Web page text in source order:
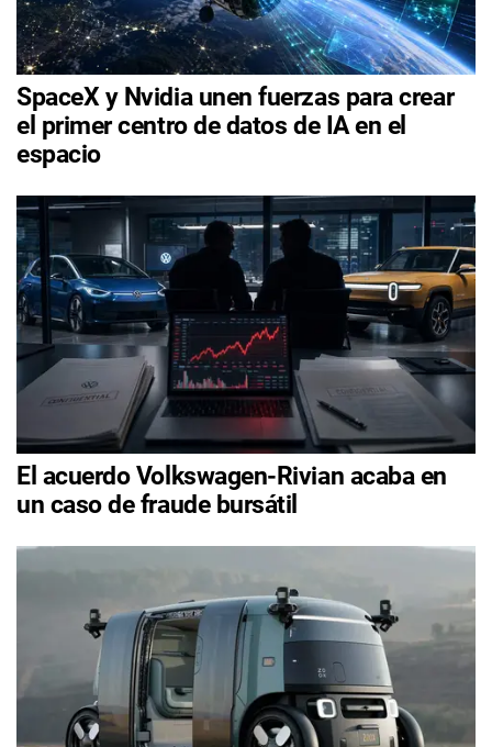
SpaceX y Nvidia unen fuerzas para crear
el primer centro de datos de IA en el
espacio
El acuerdo Volkswagen-Rivian acaba en
un caso de fraude bursátil